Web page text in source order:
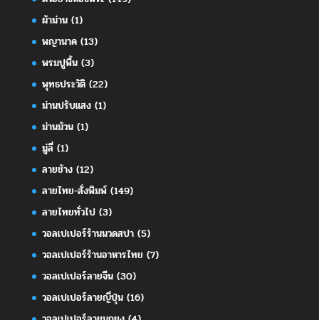
ผ้าม่าน(1)
พญานาค(13)
พรมปูพื้น(3)
พุทธประวัติ(22)
ม่านปรับแสง(1)
ม่านม้วน(1)
มู่ลี่(1)
ลายช้าง(12)
ลายไทย-สั่งพิมพ์(149)
ลายไทยทั่วไป(3)
วอลเปเปอร์ร้านนวดสปา(5)
วอลเปเปอร์ร้านอาหารไทย (7)
วอลเปเปอร์ลายจีน(30)
วอลเปเปอร์ลายญี่ปุ่น(16)